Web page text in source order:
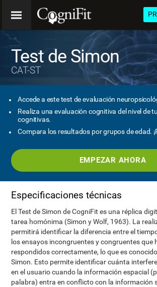
Test de Simon
CAT-ST
Accede a este test de evaluación
Realiza una evaluación cognitiva del nivel de
cognitivas.
Compara los resultados por grupos de edad.
EMPEZAR AHORA
Especificaciones técnicas
El Test de Simon de CogniFit es una réplica
tarea homónima (Simon y Wolf, 1963). La
permitirá identificar la diferencia entre el
los ensayos incongruentes y congruentes que
respondidos correctamente, lo que es
Simon. Esto permite identificar cuánta
en el usuario cuando la información espacial
palabra) entra en conflicto con la información